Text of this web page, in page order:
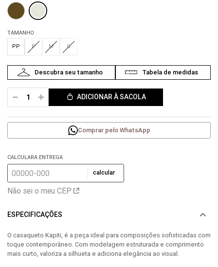
TAMANHO
PP P M G
＋
－ ADICIONAR À SACOLA
Comprar pelo WhatsApp
CALCULARA ENTREGA
calcular
Não sei o meu CEP
ESPECIFICAÇÕES
O casaqueto Kapiti, é a peça ideal para composições sofisticadas com
toque contemporâneo. Com modelagem estruturada e comprimento
mais curto, valoriza a silhueta e adiciona elegância ao visual.